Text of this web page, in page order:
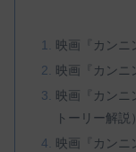
映画『カンニ
映画『カンニ
映画『カンニ
トーリー解説）
映画『カンニ